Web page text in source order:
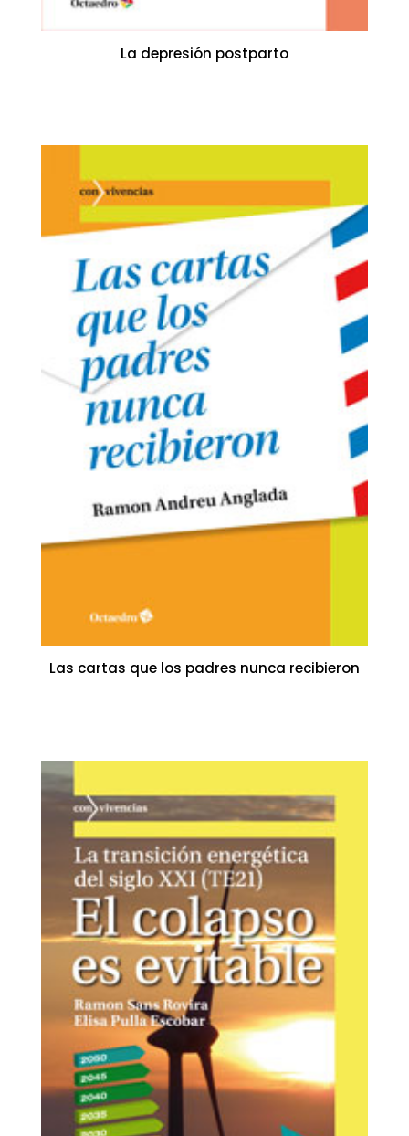
La depresión postparto
Las cartas que los padres nunca recibieron